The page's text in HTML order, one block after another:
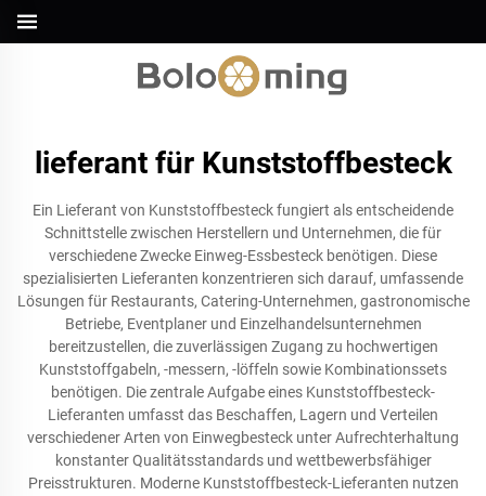
lieferant für Kunststoffbesteck
Ein Lieferant von Kunststoffbesteck fungiert als entscheidende
Schnittstelle zwischen Herstellern und Unternehmen, die für
verschiedene Zwecke Einweg-Essbesteck benötigen. Diese
spezialisierten Lieferanten konzentrieren sich darauf, umfassende
Lösungen für Restaurants, Catering-Unternehmen, gastronomische
Betriebe, Eventplaner und Einzelhandelsunternehmen
bereitzustellen, die zuverlässigen Zugang zu hochwertigen
Kunststoffgabeln, -messern, -löffeln sowie Kombinationssets
benötigen. Die zentrale Aufgabe eines Kunststoffbesteck-
Lieferanten umfasst das Beschaffen, Lagern und Verteilen
verschiedener Arten von Einwegbesteck unter Aufrechterhaltung
konstanter Qualitätsstandards und wettbewerbsfähiger
Preisstrukturen. Moderne Kunststoffbesteck-Lieferanten nutzen